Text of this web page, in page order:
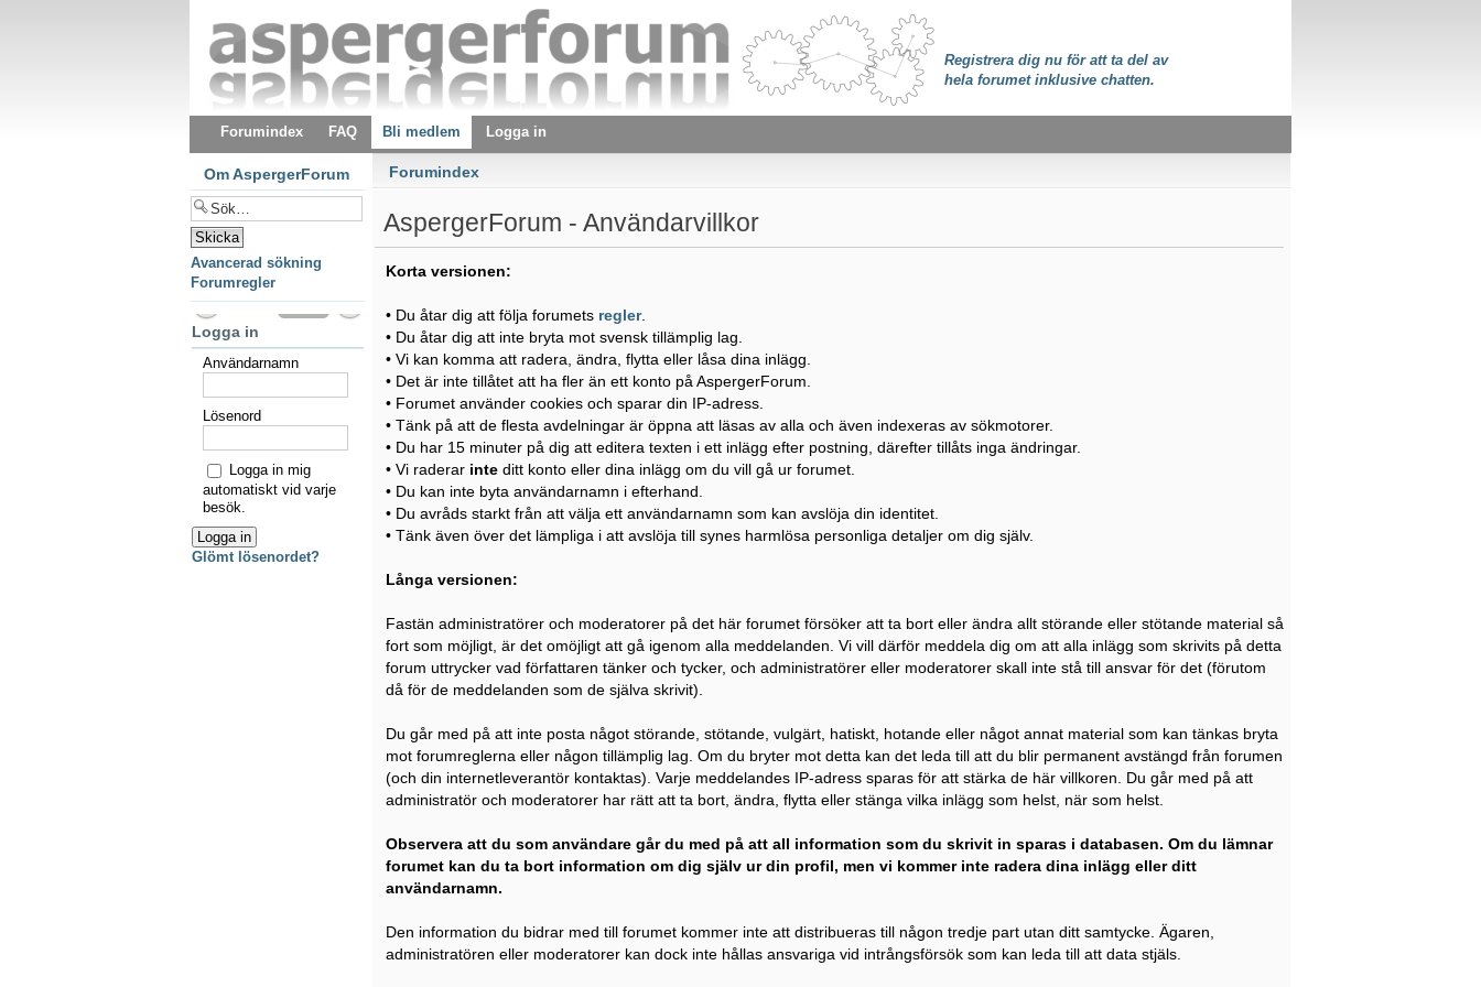
Registrera dig nu för att ta del av
hela forumet inklusive chatten.
Forumindex FAQ Bli medlem Logga in
Forumindex
AspergerForum - Användarvillkor
Korta versionen:
• Du åtar dig att följa forumets regler.
• Du åtar dig att inte bryta mot svensk tillämplig lag.
• Vi kan komma att radera, ändra, flytta eller låsa dina inlägg.
• Det är inte tillåtet att ha fler än ett konto på AspergerForum.
• Forumet använder cookies och sparar din IP-adress.
• Tänk på att de flesta avdelningar är öppna att läsas av alla och även indexeras av sökmotorer.
• Du har 15 minuter på dig att editera texten i ett inlägg efter postning, därefter tillåts inga ändringar.
• Vi raderar inte ditt konto eller dina inlägg om du vill gå ur forumet.
• Du kan inte byta användarnamn i efterhand.
• Du avråds starkt från att välja ett användarnamn som kan avslöja din identitet.
• Tänk även över det lämpliga i att avslöja till synes harmlösa personliga detaljer om dig själv.
Långa versionen:
Fastän administratörer och moderatorer på det här forumet försöker att ta bort eller ändra allt störande eller stötande material så
fort som möjligt, är det omöjligt att gå igenom alla meddelanden. Vi vill därför meddela dig om att alla inlägg som skrivits på detta
forum uttrycker vad författaren tänker och tycker, och administratörer eller moderatorer skall inte stå till ansvar för det (förutom
då för de meddelanden som de själva skrivit).
Du går med på att inte posta något störande, stötande, vulgärt, hatiskt, hotande eller något annat material som kan tänkas bryta
mot forumreglerna eller någon tillämplig lag. Om du bryter mot detta kan det leda till att du blir permanent avstängd från forumen
(och din internetleverantör kontaktas). Varje meddelandes IP-adress sparas för att stärka de här villkoren. Du går med på att
administratör och moderatorer har rätt att ta bort, ändra, flytta eller stänga vilka inlägg som helst, när som helst.
Observera att du som användare går du med på att all information som du skrivit in sparas i databasen. Om du lämnar
forumet kan du ta bort information om dig själv ur din profil, men vi kommer inte radera dina inlägg eller ditt
användarnamn.
Den information du bidrar med till forumet kommer inte att distribueras till någon tredje part utan ditt samtycke. Ägaren,
administratören eller moderatorer kan dock inte hållas ansvariga vid intrångsförsök som kan leda till att data stjäls.
Om AspergerForum
Avancerad sökning
Forumregler
Logga in
Användarnamn
Lösenord
Logga in mig
automatiskt vid varje
besök.
Glömt lösenordet?